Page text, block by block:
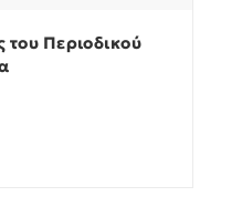
του Περιοδικού